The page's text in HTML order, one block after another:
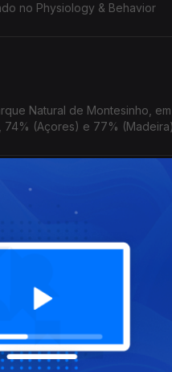
no Physiology & Behavior
Natural de Montesinho,
74% (Açores) e 77% (Madeira)
que pessoas que têm
mais tarde na vida,
as razões que estão a levar
com o ambiente que motivam